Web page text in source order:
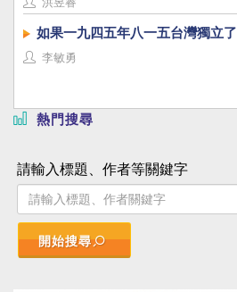
如果一九四五年八一五台灣獨立了
李敏勇
熱門搜尋
請輸入標題、作者等關鍵字
開始搜尋